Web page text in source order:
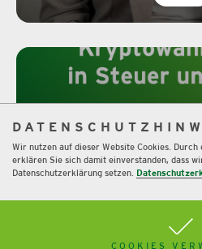
Wir nutzen auf dieser Website Cookies.
erklären Sie sich damit einverstanden, dass
Datenschutzerklärung setzen.
COOKIES
Kryptowährungen in